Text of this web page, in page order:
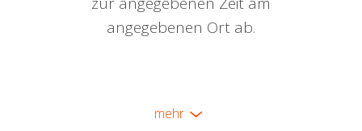
angegebenen Ort ab.
mehr